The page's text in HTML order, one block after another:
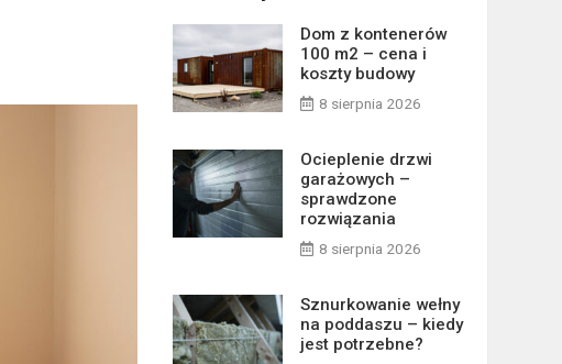
Dom z kontenerów
100 m2 – cena i
koszty budowy
8 sierpnia 2026
Ocieplenie drzwi
garażowych –
sprawdzone
rozwiązania
8 sierpnia 2026
Sznurkowanie wełny
na poddaszu – kiedy
jest potrzebne?